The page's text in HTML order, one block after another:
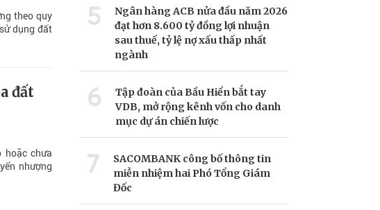
theo quy
dụng đất
đất
hoặc chưa
nhượng
5
Ngân hàng ACB nửa đầu năm 2026
đạt hơn 8.600 tỷ đồng lợi nhuận
sau thuế, tỷ lệ nợ xấu thấp nhất
ngành
6
Tập đoàn của Bầu Hiển bắt tay
VDB, mở rộng kênh vốn cho danh
mục dự án chiến lược
7
SACOMBANK công bố thông tin
miễn nhiệm hai Phó Tổng Giám
Đốc